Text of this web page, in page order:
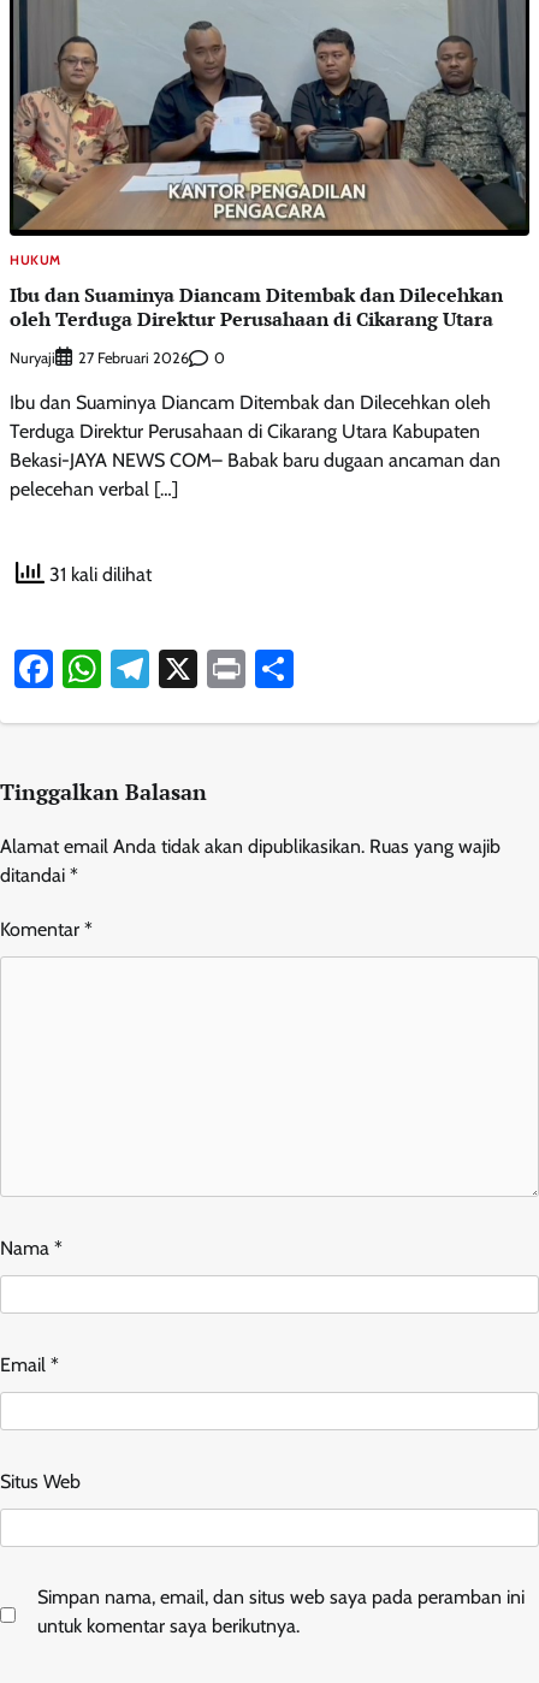
HUKUM
Ibu dan Suaminya Diancam Ditembak dan Dilecehkan
oleh Terduga Direktur Perusahaan di Cikarang Utara
Nuryaji 27 Februari 2026 0
Ibu dan Suaminya Diancam Ditembak dan Dilecehkan oleh
Terduga Direktur Perusahaan di Cikarang Utara Kabupaten
Bekasi-JAYA NEWS COM– Babak baru dugaan ancaman dan
pelecehan verbal […]
31 kali dilihat
Facebook
WhatsApp
Telegram
X Print
Tinggalkan Balasan
Alamat email Anda tidak akan dipublikasikan. Ruas yang wajib
ditandai *
Komentar *
Nama *
Email *
Situs Web
Simpan nama, email, dan situs web saya pada peramban ini
untuk komentar saya berikutnya.